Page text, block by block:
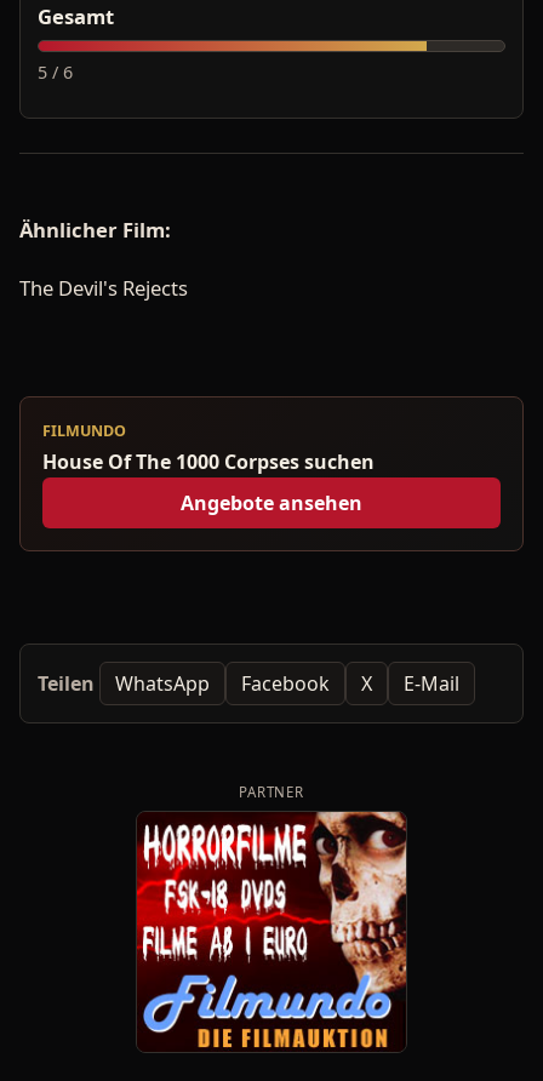
Gesamt
5 / 6
Ähnlicher Film:
The Devil's Rejects
FILMUNDO
House Of The 1000 Corpses suchen
Angebote ansehen
Teilen WhatsApp Facebook X E-Mail
PARTNER